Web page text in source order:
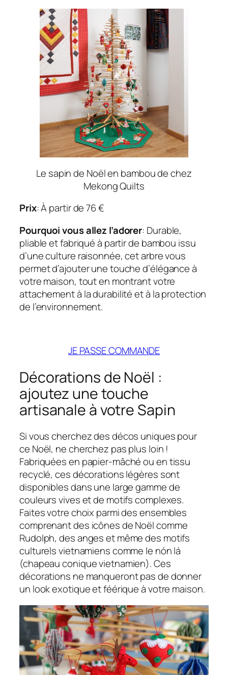
Le sapin de Noël en bambou de chez
Mekong Quilts
Prix: À partir de 76 €
Pourquoi vous allez l’adorer: Durable,
pliable et fabriqué à partir de bambou issu
d’une culture raisonnée, cet arbre vous
permet d’ajouter une touche d’élégance à
votre maison, tout en montrant votre
attachement à la durabilité et à la protection
de l’environnement.
JE PASSE COMMANDE
Décorations de Noël :
ajoutez une touche
artisanale à votre Sapin
Si vous cherchez des décos uniques pour
ce Noël, ne cherchez pas plus loin !
Fabriquées en papier-mâché ou en tissu
recyclé, ces décorations légères sont
disponibles dans une large gamme de
couleurs vives et de motifs complexes.
Faites votre choix parmi des ensembles
comprenant des icônes de Noël comme
Rudolph, des anges et même des motifs
culturels vietnamiens comme le nón lá
(chapeau conique vietnamien). Ces
décorations ne manqueront pas de donner
un look exotique et féérique à votre maison.